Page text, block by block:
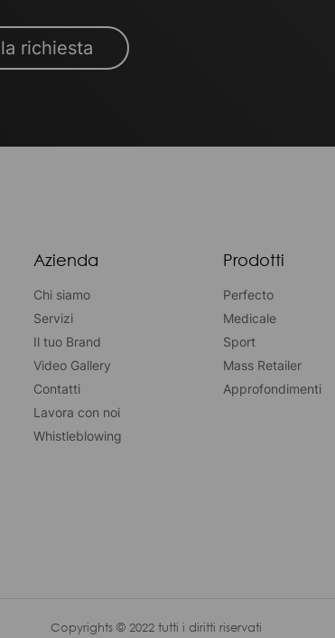
Azienda
Chi siamo
Servizi
Il tuo Brand
Video Gallery
Contatti
Lavora con noi
Whistleblowing
Prodotti
Perfecto
Medicale
Sport
Mass Retailer
Approfondimenti
Copyrights © 2022 tutti i diritti riservati